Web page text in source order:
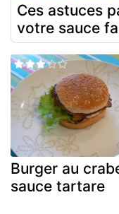
Ces astuces
votre sauce
Burger au
sauce tartare